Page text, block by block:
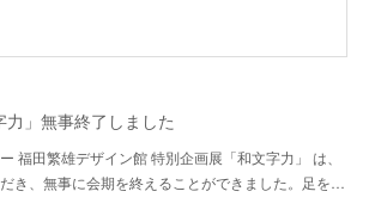
」無事終了しました
福田繁雄デザイン館 特別企画展「和文字力」 は、
き、無事に会期を終えることができました。足を…